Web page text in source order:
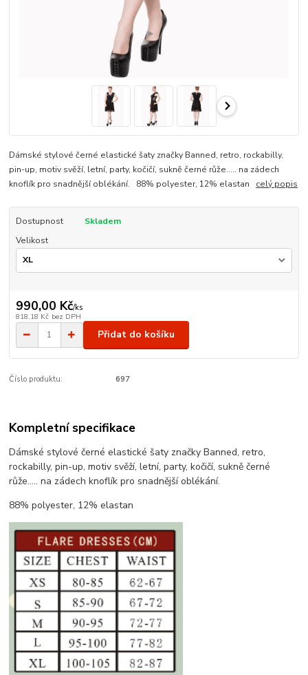
Dámské stylové černé elastické šaty značky Banned, retro, rockabilly,
pin-up, motiv svěží, letní, party, kočičí, sukně černé růže..... na zádech
knoflík pro snadnější oblékání. 88% polyester, 12% elastan celý popis
Dostupnost
Skladem
Velikost
990,00 Kč/ks
818,18 Kč bez DPH
Přidat do košíku
Číslo produktu: 697
Kompletní specifikace
Dámské stylové černé elastické šaty značky Banned, retro,
rockabilly, pin-up, motiv svěží, letní, party, kočičí, sukně černé
růže..... na zádech knoflík pro snadnější oblékání.
88% polyester, 12% elastan